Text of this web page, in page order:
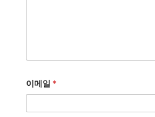
이메일 *